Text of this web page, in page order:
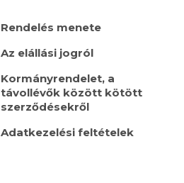
Rendelés menete
Az elállási jogról
Kormányrendelet, a
távollévők között kötött
szerződésekről
Adatkezelési feltételek